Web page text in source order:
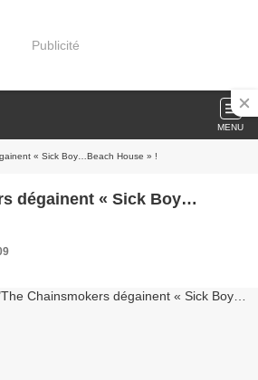
Publicité
MENU
« Sick Boy…Beach House » !
dégainent « Sick Boy…